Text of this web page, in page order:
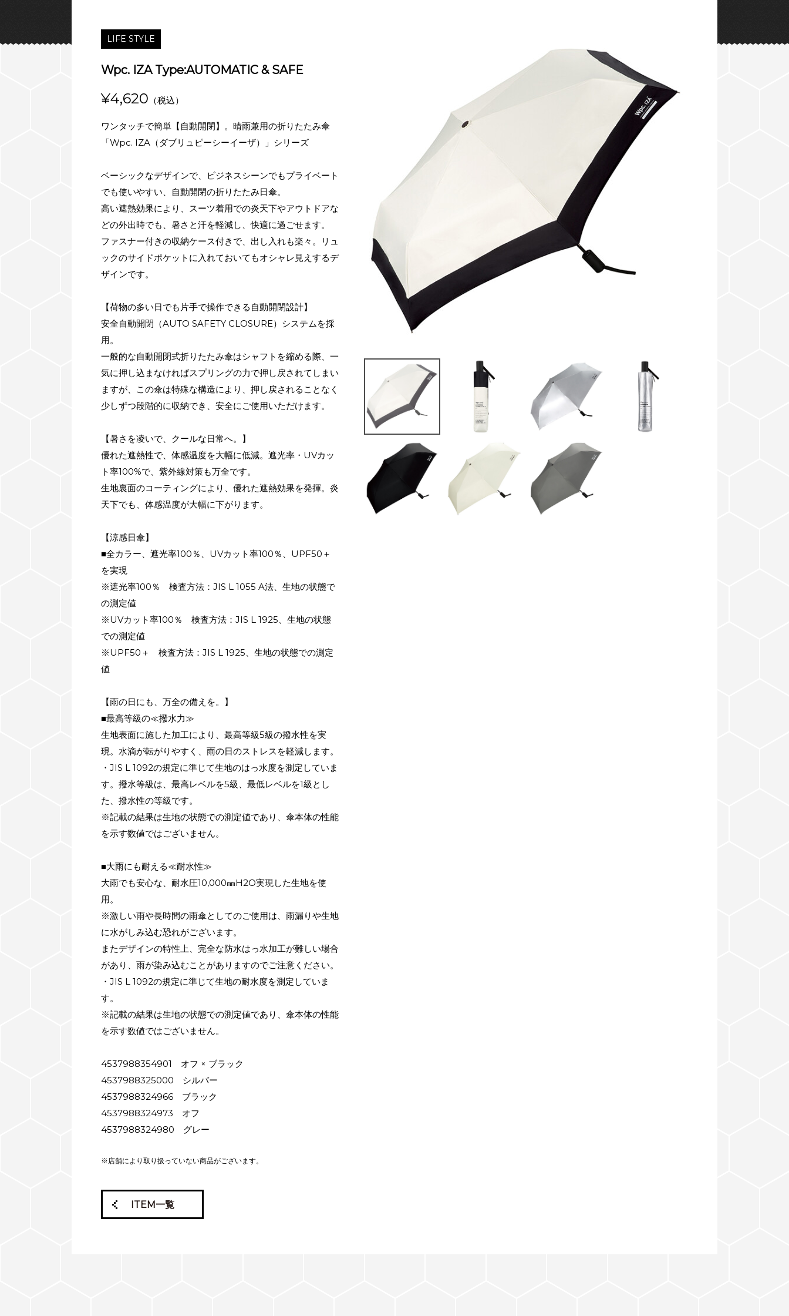
LIFE STYLE
Wpc. IZA Type:AUTOMATIC & SAFE
¥4,620 （税込）
ワンタッチで簡単【自動開閉】。晴雨兼用の折りたたみ傘
「Wpc. IZA（ダブリュピーシーイーザ）」シリーズ
ベーシックなデザインで、ビジネスシーンでもプライベート
でも使いやすい、自動開閉の折りたたみ日傘。
高い遮熱効果により、スーツ着用での炎天下やアウトドアな
どの外出時でも、暑さと汗を軽減し、快適に過ごせます。
ファスナー付きの収納ケース付きで、出し入れも楽々。リュ
ックのサイドポケットに入れておいてもオシャレ見えするデ
ザインです。
【荷物の多い日でも片手で操作できる自動開閉設計】
安全自動開閉（AUTO SAFETY CLOSURE）システムを採
用。
一般的な自動開閉式折りたたみ傘はシャフトを縮める際、一
気に押し込まなければスプリングの力で押し戻されてしまい
ますが、この傘は特殊な構造により、押し戻されることなく
少しずつ段階的に収納でき、安全にご使用いただけます。
【暑さを凌いで、クールな日常へ。】
優れた遮熱性で、体感温度を大幅に低減。遮光率・UVカッ
ト率100%で、紫外線対策も万全です。
生地裏面のコーティングにより、優れた遮熱効果を発揮。炎
天下でも、体感温度が大幅に下がります。
【涼感日傘】
■全カラー、遮光率100％、UVカット率100％、UPF50＋
を実現
※遮光率100％ 検査方法：JIS L 1055 A法、生地の状態で
の測定値
※UVカット率100％ 検査方法：JIS L 1925、生地の状態
での測定値
※UPF50＋ 検査方法：JIS L 1925、生地の状態での測定
値
【雨の日にも、万全の備えを。】
■最高等級の≪撥水力≫
生地表面に施した加工により、最高等級5級の撥水性を実
現。水滴が転がりやすく、雨の日のストレスを軽減します。
・JIS L 1092の規定に準じて生地のはっ水度を測定していま
す。撥水等級は、最高レベルを5級、最低レベルを1級とし
た、撥水性の等級です。
※記載の結果は生地の状態での測定値であり、傘本体の性能
を示す数値ではございません。
■大雨にも耐える≪耐水性≫
大雨でも安心な、耐水圧10,000㎜H2O実現した生地を使
用。
※激しい雨や長時間の雨傘としてのご使用は、雨漏りや生地
に水がしみ込む恐れがございます。
またデザインの特性上、完全な防水はっ水加工が難しい場合
があり、雨が染み込むことがありますのでご注意ください。
・JIS L 1092の規定に準じて生地の耐水度を測定していま
す。
※記載の結果は生地の状態での測定値であり、傘本体の性能
を示す数値ではございません。
4537988354901 オフ × ブラック
4537988325000 シルバー
4537988324966 ブラック
4537988324973 オフ
4537988324980 グレー
※店舗により取り扱っていない商品がございます。
ITEM一覧